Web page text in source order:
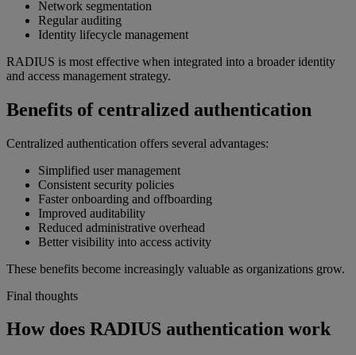
Network segmentation
Regular auditing
Identity lifecycle management
RADIUS is most effective when integrated into a broader identity
and access management strategy.
Benefits of centralized authentication
Centralized authentication offers several advantages:
Simplified user management
Consistent security policies
Faster onboarding and offboarding
Improved auditability
Reduced administrative overhead
Better visibility into access activity
These benefits become increasingly valuable as organizations grow.
Final thoughts
How does RADIUS authentication work